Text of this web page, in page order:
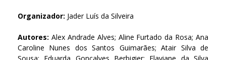
Organizador: Jader Luís da Silveira
Autores: Alex Andrade Alves; Aline Furtado da Rosa; Ana
Caroline Nunes dos Santos Guimarães; Atair Silva de
Sousa; Eduarda Gonçalves Berbigier; Flaviane da Silva